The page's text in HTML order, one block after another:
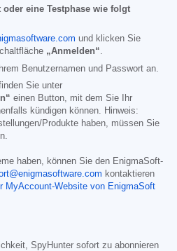
eine Testphase wie folgt
und klicken Sie
„Anmelden“.
Benutzernamen und Passwort an.
Sie unter
einen Button, mit dem Sie Ihr
kündigen können. Hinweis:
Produkte haben, müssen Sie
haben, können Sie den EnigmaSoft-
kontaktieren
MyAccount-Website von EnigmaSoft
SpyHunter sofort zu abonnieren